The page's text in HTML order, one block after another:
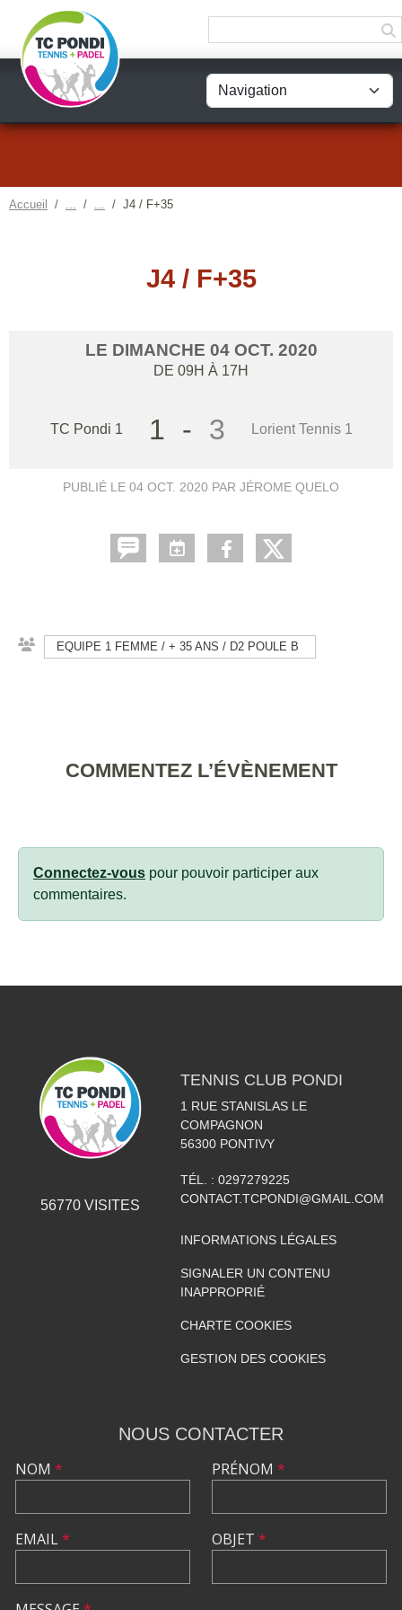
Accueil J4 / F+35
J4 / F+35
LE DIMANCHE 04 OCT. 2020
DE 09H À 17H
TC Pondi 1 1 - 3 Lorient Tennis 1
PUBLIÉ LE 04 OCT. 2020 PAR JÉROME QUELO
EQUIPE 1 FEMME / + 35 ANS / D2 POULE B
COMMENTEZ L’ÉVÈNEMENT
Connectez-vous pour pouvoir participer aux
commentaires.
56770VISITES
TENNIS CLUB PONDI
1 RUE STANISLAS LE
COMPAGNON
56300 PONTIVY
TÉL. : 0297279225
CONTACT.TCPONDI@GMAIL.COM
INFORMATIONS LÉGALES
SIGNALER UN CONTENU
INAPPROPRIÉ
CHARTE COOKIES
GESTION DES COOKIES
NOUS CONTACTER
NOM *
EMAIL*
PRÉNOM *
OBJET *
Panneau de gestion des cookies